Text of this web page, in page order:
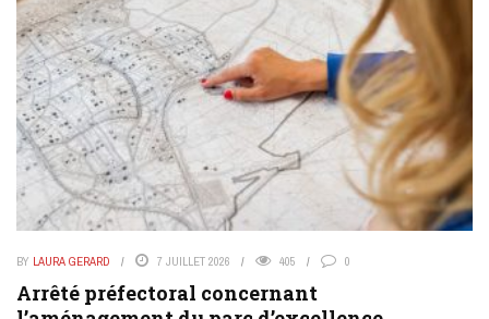
BY LAURA GERARD 7 JUILLET 2026 405 0
Arrêté préfectoral concernant